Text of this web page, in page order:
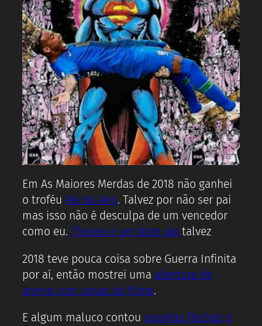
Em As Maiores Merdas de 2018 não ganhei
o troféu Pai do Ano. Talvez por não ser pai
mas isso não é desculpa de um vencedor
como eu. Thanos é um bom pai talvez
2018 teve pouca coisa sobre Guerra Infinita
por aí, então mostrei uma abertura de
anime com cenas do filme.
E algum maluco contou quantas flechas o